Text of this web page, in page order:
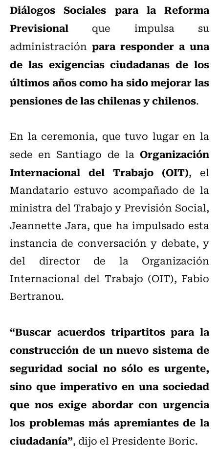
Diálogos Sociales para la Reforma
Previsional que impulsa su
administración para responder a una
de las exigencias ciudadanas de los
últimos años como ha sido mejorar las
pensiones de las chilenas y chilenos.
En la ceremonia, que tuvo lugar en la
sede en Santiago de la Organización
Internacional del Trabajo (OIT), el
Mandatario estuvo acompañado de la
ministra del Trabajo y Previsión Social,
Jeannette Jara, que ha impulsado esta
instancia de conversación y debate, y
del director de la Organización
Internacional del Trabajo (OIT), Fabio
Bertranou.
“Buscar acuerdos tripartitos para la
construcción de un nuevo sistema de
seguridad social no sólo es urgente,
sino que imperativo en una sociedad
que nos exige abordar con urgencia
los problemas más apremiantes de la
ciudadanía”, dijo el Presidente Boric.